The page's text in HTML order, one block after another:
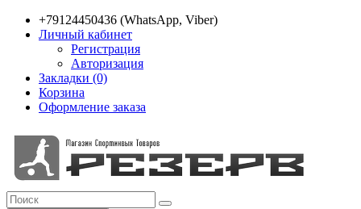
+79124450436 (WhatsApp, Viber)
Личный кабинет
Регистрация
Авторизация
Закладки (0)
Корзина
Оформление заказа